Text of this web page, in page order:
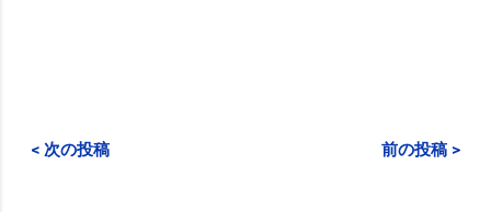
< 次の投稿 前の投稿 >